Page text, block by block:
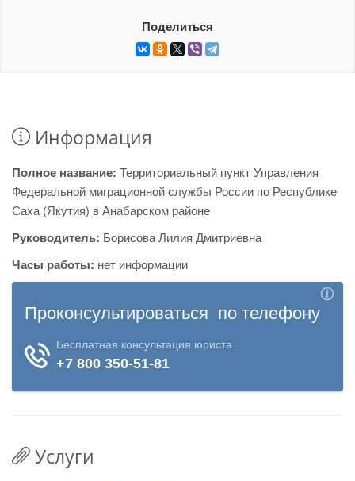
Поделиться
Информация
Полное название: Территориальный пункт Управления
Федеральной миграционной службы России по Республике
Саха (Якутия) в Анабарском районе
Руководитель: Борисова Лилия Дмитриевна
Часы работы: нет информации
Услуги